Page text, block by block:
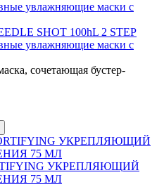
SHOT 100hL 2 STEP
увлажняющие маски с
сочетающая бустер-
УКРЕПЛЯЮЩИЙ
75 МЛ